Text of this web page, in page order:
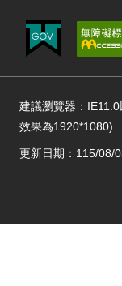
建議瀏覽器：
效果為1920*1080)
更新日期：115/08/